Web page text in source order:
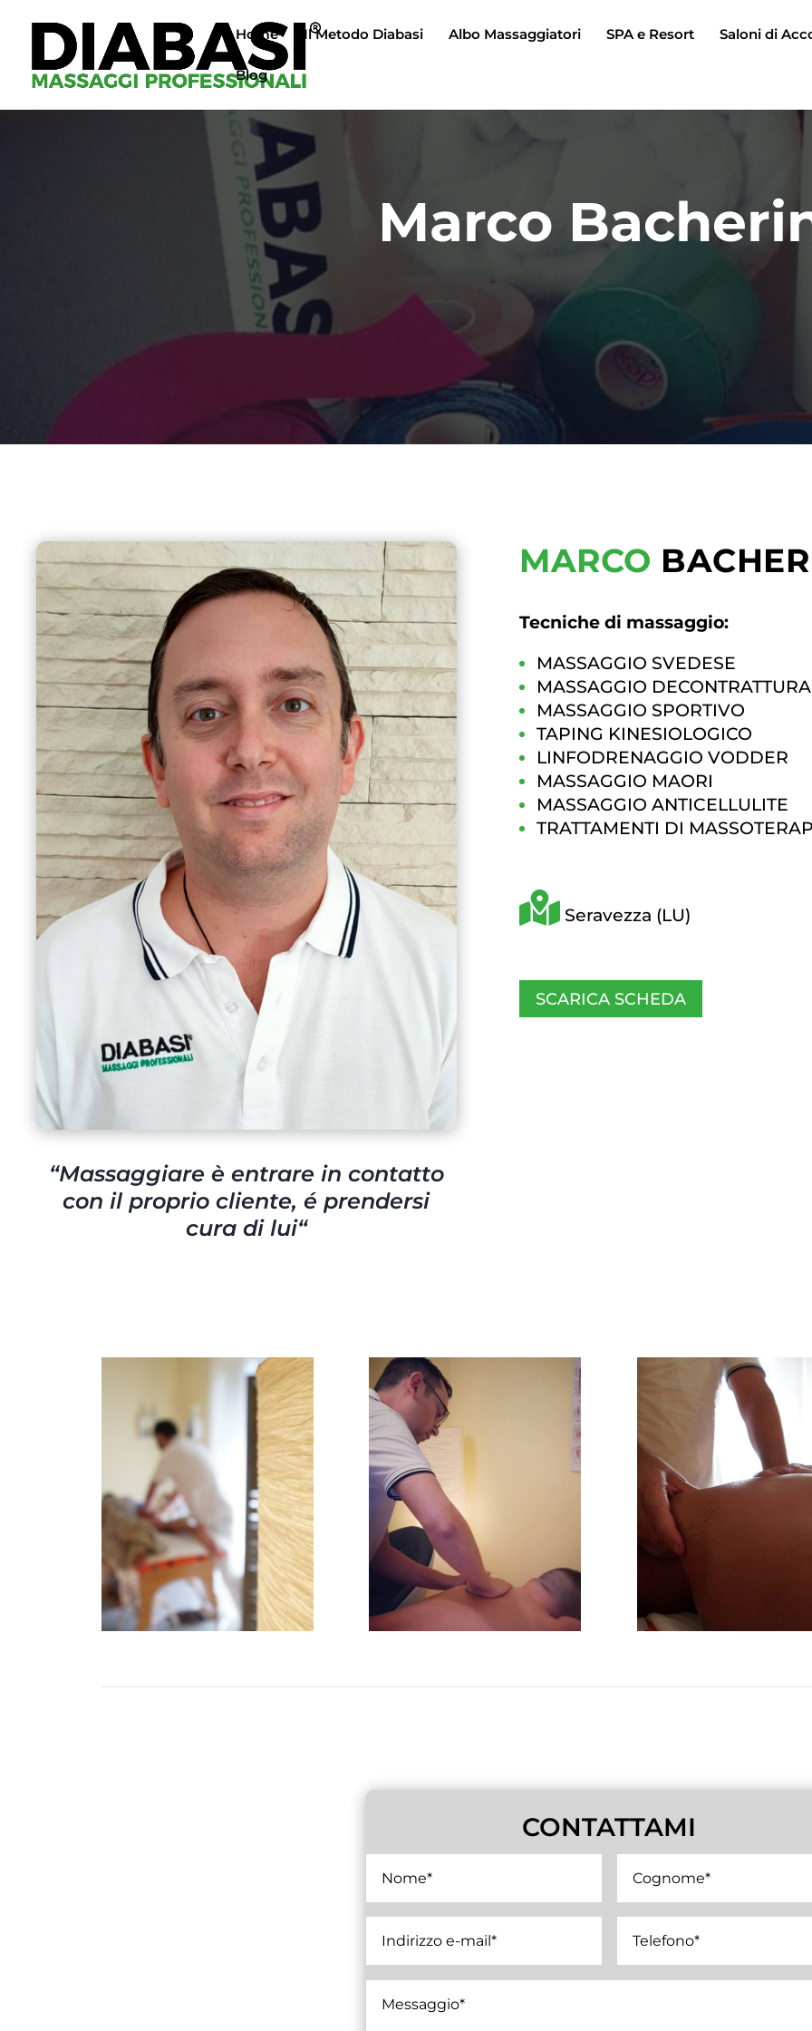
Home Il Metodo Diabasi Albo Massaggiatori SPA e Resort Saloni di
Blog
Marco
“Massaggiare è entrare in contatto
con il proprio cliente, é prendersi
cura di lui“
MARCO
Tecniche di massaggio:
MASSAGGIO SVEDESE
MASSAGGIO
MASSAGGIO SPORTIVO
TAPING KINESIOLOGICO
LINFODRENAGGIO VODDER
MASSAGGIO MAORI
MASSAGGIO ANTICELLULITE
TRATTAMENTI DI
Seravezza (LU)
SCARICA SCHEDA
CONTATTAMI